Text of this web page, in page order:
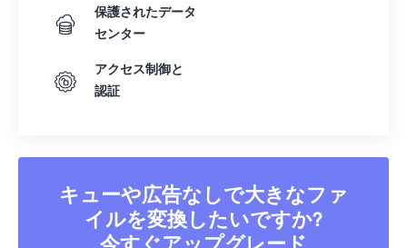
保護されたデータ
センター
アクセス制御と
認証
キューや広告なしで大きなファ
イルを変換したいですか?